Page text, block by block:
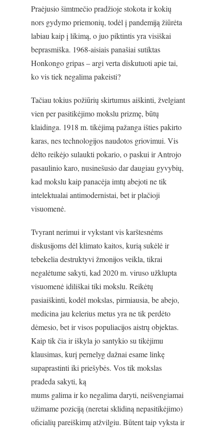
Praėjusio šimtmečio pradžioje stokota ir kokių
nors gydymo priemonių, todėl į pandemiją žiūrėta
labiau kaip į likimą, o juo piktintis yra visiškai
beprasmiška. 1968-aisiais panašiai sutiktas
Honkongo gripas – argi verta diskutuoti apie tai,
ko vis tiek negalima pakeisti?
Tačiau tokius požiūrių skirtumus aiškinti, žvelgiant
vien per pasitikėjimo mokslu prizmę, būtų
klaidinga. 1918 m. tikėjimą pažanga išties pakirto
karas, nes technologijos naudotos griovimui. Vis
dėlto reikėjo sulaukti pokario, o paskui ir Antrojo
pasaulinio karo, nusinešusio dar daugiau gyvybių,
kad mokslu kaip panacėja imtų abejoti ne tik
intelektualai antimodernistai, bet ir plačioji
visuomenė.
Tvyrant nerimui ir vykstant vis karštesnėms
diskusijoms dėl klimato kaitos, kurią sukėlė ir
tebekelia destruktyvi žmonijos veikla, tikrai
negalėtume sakyti, kad 2020 m. viruso užklupta
visuomenė idiliškai tiki mokslu. Reikėtų
pasiaiškinti, kodėl mokslas, pirmiausia, be abejo,
medicina jau kelerius metus yra ne tik perdėto
dėmesio, bet ir visos populiacijos aistrų objektas.
Kaip tik čia ir iškyla jo santykio su tikėjimu
klausimas, kurį pernelyg dažnai esame linkę
supaprastinti iki priešybės. Vos tik mokslas
pradeda sakyti, ką
mums galima ir ko negalima daryti, neišvengiamai
užimame poziciją (neretai sklidiną nepasitikėjimo)
oficialių pareiškimų atžvilgiu. Būtent taip vyksta ir